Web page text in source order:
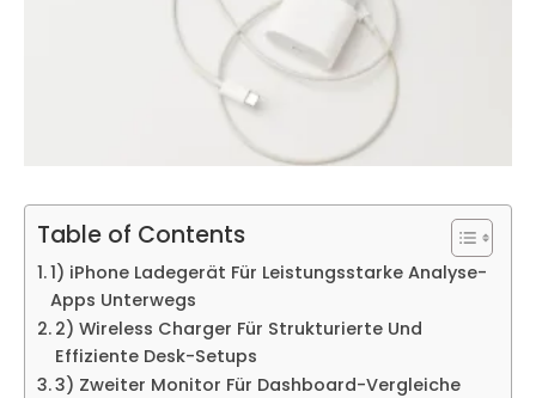
Table of Contents
1) iPhone Ladegerät Für Leistungsstarke Analyse-
Apps Unterwegs
2) Wireless Charger Für Strukturierte Und
Effiziente Desk-Setups
3) Zweiter Monitor Für Dashboard-Vergleiche